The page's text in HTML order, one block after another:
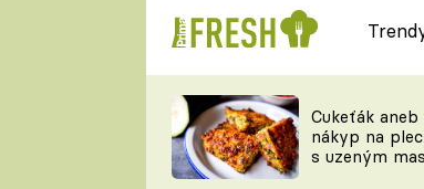
TEĎ VAŘÍ
Cukeťák
nákyp na
s uzeným